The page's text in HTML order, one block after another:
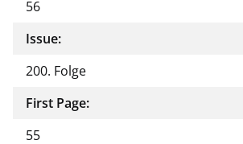
56
Issue:
200. Folge
First Page:
55